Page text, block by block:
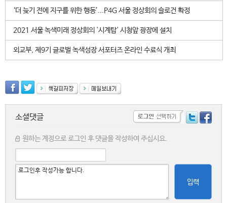
‘더 늦기 전에 지구를 위한 행동’...P4G 서울 정상회의 슬로건 확정
2021 서울 녹색미래 정상회의 '시계탑' 시청앞 광장에 설치
외교부, 제9기 글로벌 녹색성장 서포터즈 온라인 수료식 개최
소셜댓글
원하는 계정으로 로그인 후 댓글을 작성하여 주십시요.
입력